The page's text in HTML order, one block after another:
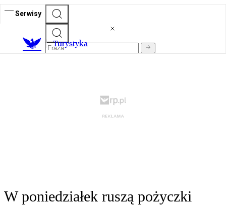
Serwisy
Turystyka
W poniedziałek ruszą pożyczki